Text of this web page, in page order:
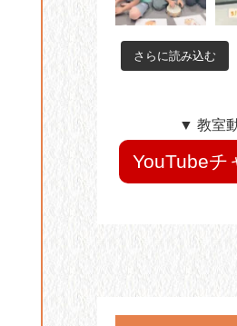
さらに読み込む
▼ 教室
YouTubeチ